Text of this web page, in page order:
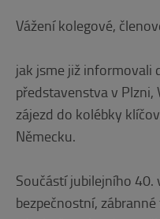
Vážení kolegové,
jak jsme již informovali
představenstva v
zájezd do kolébky
Německu.
Součástí jubilejního 40.
bezpečnostní,